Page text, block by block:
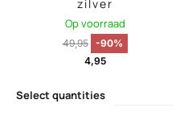
zilver
Op voorraad
49,95
-90%
4,95
Select quantities